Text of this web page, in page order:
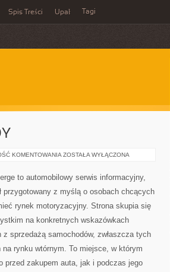
Spis Treści Upał Tagi
KOMENTOWANIA AUTONOMICZNE
ZOSTAŁA WYŁĄCZONA
to automobilowy serwis informacyjny,
przygotowany z myślą o osobach chcących
rynek motoryzacyjny. Strona skupia się
na konkretnych wskazówkach
z sprzedażą samochodów, zwłaszcza tych
na rynku wtórnym. To miejsce, w którym
przed zakupem auta, jak i podczas jego